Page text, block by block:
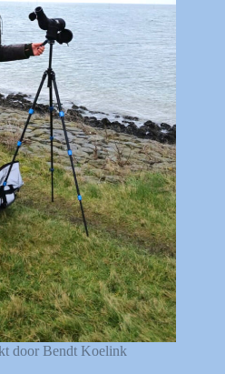
door Bendt Koelink